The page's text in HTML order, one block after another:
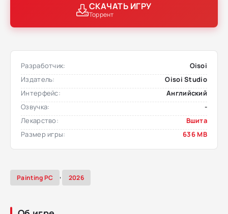
СКАЧАТЬ ИГРУ
Торрент
Разработчик:
Oisoi
Издатель:
Oisoi Studio
Интерфейс:
Английский
Озвучка:
-
Лекарство:
Вшита
Размер игры:
636 MB
Painting PC , 2026